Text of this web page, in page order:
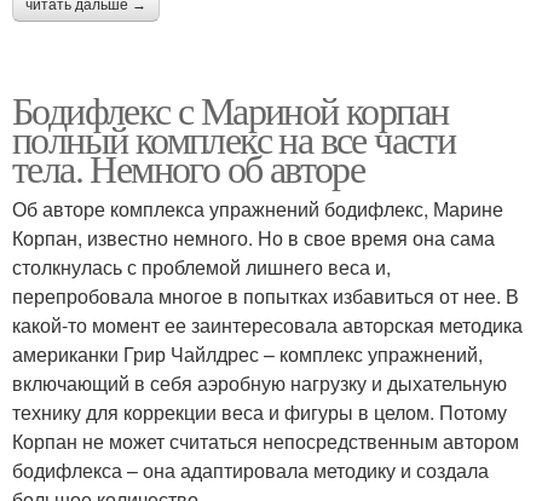
читать дальше →
Бодифлекс с Мариной корпан
полный комплекс на все части
тела. Немного об авторе
Об авторе комплекса упражнений бодифлекс, Марине
Корпан, известно немного. Но в свое время она сама
столкнулась с проблемой лишнего веса и,
перепробовала многое в попытках избавиться от нее. В
какой-то момент ее заинтересовала авторская методика
американки Грир Чайлдрес – комплекс упражнений,
включающий в себя аэробную нагрузку и дыхательную
технику для коррекции веса и фигуры в целом. Потому
Корпан не может считаться непосредственным автором
бодифлекса – она адаптировала методику и создала